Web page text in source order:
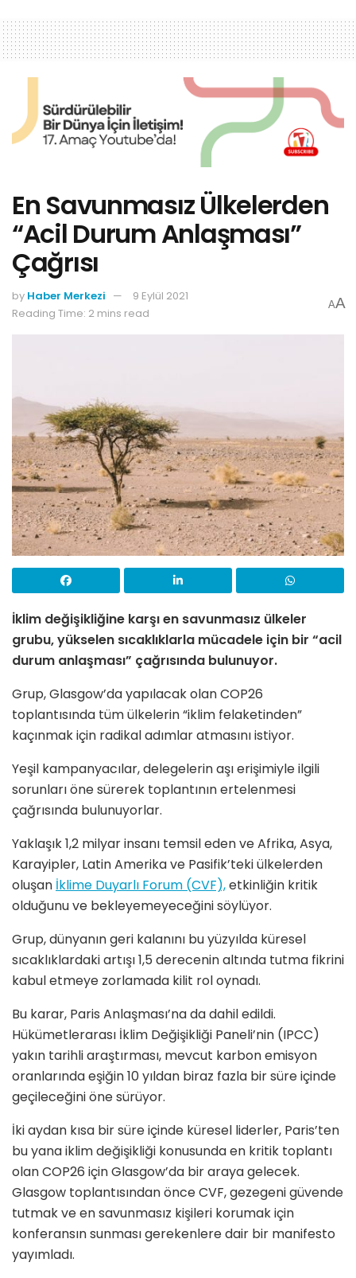
En Savunmasız Ülkelerden
“Acil Durum Anlaşması”
Çağrısı
by Haber Merkezi
9 Eylül 2021
Reading Time: 2 mins read
AA
İklim değişikliğine karşı en savunmasız ülkeler
grubu, yükselen sıcaklıklarla mücadele için bir “acil
durum anlaşması” çağrısında bulunuyor.
Grup, Glasgow’da yapılacak olan COP26
toplantısında tüm ülkelerin “iklim felaketinden”
kaçınmak için radikal adımlar atmasını istiyor.
Yeşil kampanyacılar, delegelerin aşı erişimiyle ilgili
sorunları öne sürerek toplantının ertelenmesi
çağrısında bulunuyorlar.
Yaklaşık 1,2 milyar insanı temsil eden ve Afrika, Asya,
Karayipler, Latin Amerika ve Pasifik’teki ülkelerden
oluşan İklime Duyarlı Forum (CVF),etkinliğin kritik
olduğunu ve bekleyemeyeceğini söylüyor.
Grup, dünyanın geri kalanını bu yüzyılda küresel
sıcaklıklardaki artışı 1,5 derecenin altında tutma fikrini
kabul etmeye zorlamada kilit rol oynadı.
Bu karar, Paris Anlaşması’na da dahil edildi.
Hükümetlerarası İklim Değişikliği Paneli’nin (IPCC)
yakın tarihli araştırması, mevcut karbon emisyon
oranlarında eşiğin 10 yıldan biraz fazla bir süre içinde
geçileceğini öne sürüyor.
İki aydan kısa bir süre içinde küresel liderler, Paris’ten
bu yana iklim değişikliği konusunda en kritik toplantı
olan COP26 için Glasgow’da bir araya gelecek.
Glasgow toplantısından önce CVF, gezegeni güvende
tutmak ve en savunmasız kişileri korumak için
konferansın sunması gerekenlere dair bir manifesto
yayımladı.